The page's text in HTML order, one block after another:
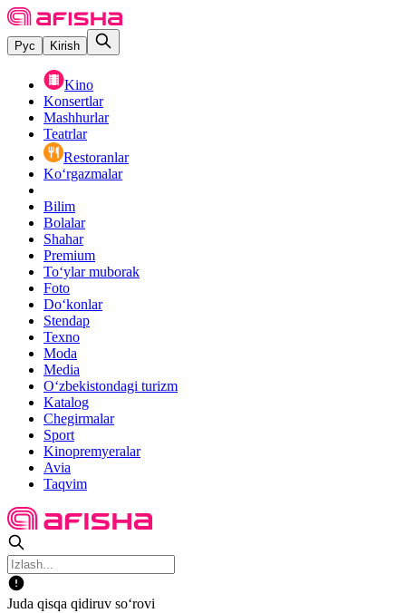
Рус Kirish
Kino
Konsertlar
Mashhurlar
Teatrlar
Restoranlar
Ko‘rgazmalar
Bilim
Bolalar
Shahar
Premium
Toʻylar muborak
Foto
Do‘konlar
Stendap
Texno
Moda
Media
O‘zbekistondagi turizm
Katalog
Chegirmalar
Sport
Kinopremyeralar
Avia
Taqvim
Juda qisqa qidiruv so‘rovi